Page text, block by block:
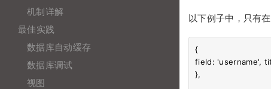
机制详解
最佳实践
数据库自动缓存
数据库调试
视图
以下例子中，只有
{
field: 'username',
},